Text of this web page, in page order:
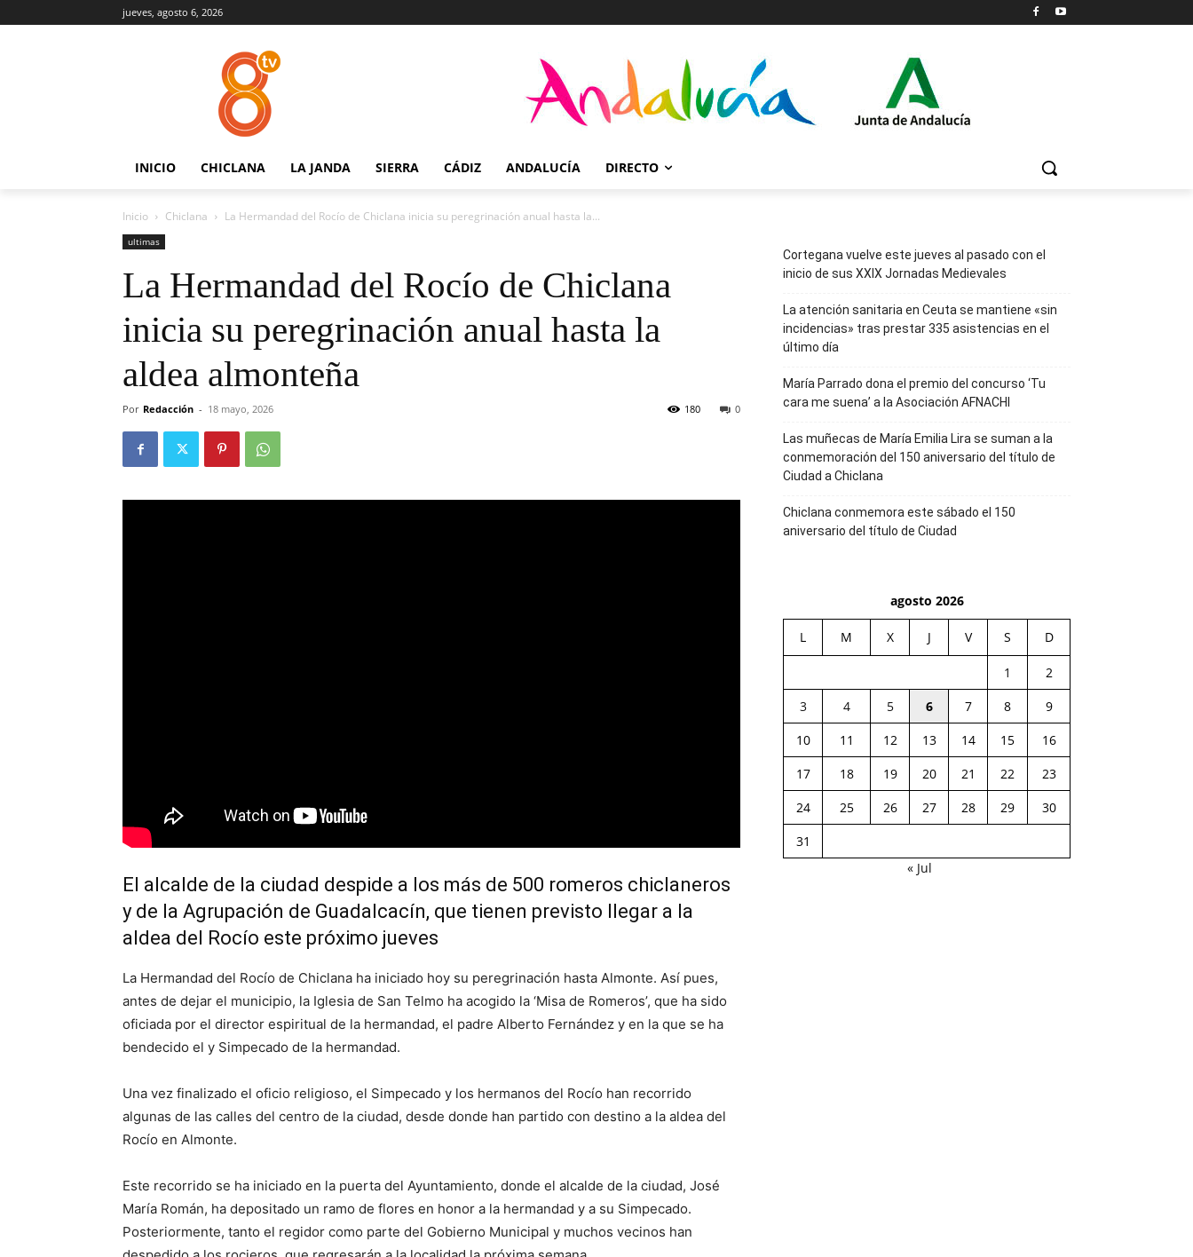
jueves, agosto 6, 2026
INICIO CHICLANA LA JANDA SIERRA CÁDIZ ANDALUCÍA DIRECTO
Inicio Chiclana La Hermandad del Rocío de Chiclana inicia su peregrinación anual hasta la...
ultimas
La Hermandad del Rocío de Chiclana
inicia su peregrinación anual hasta la
aldea almonteña
Por Redacción - 18 mayo, 2026 0
180
El alcalde de la ciudad despide a los más de 500 romeros chiclaneros
y de la Agrupación de Guadalcacín, que tienen previsto llegar a la
aldea del Rocío este próximo jueves
La Hermandad del Rocío de Chiclana ha iniciado hoy su peregrinación hasta Almonte. Así pues,
antes de dejar el municipio, la Iglesia de San Telmo ha acogido la ‘Misa de Romeros’, que ha sido
oficiada por el director espiritual de la hermandad, el padre Alberto Fernández y en la que se ha
bendecido el y Simpecado de la hermandad.
Una vez finalizado el oficio religioso, el Simpecado y los hermanos del Rocío han recorrido
algunas de las calles del centro de la ciudad, desde donde han partido con destino a la aldea del
Rocío en Almonte.
Este recorrido se ha iniciado en la puerta del Ayuntamiento, donde el alcalde de la ciudad, José
María Román, ha depositado un ramo de flores en honor a la hermandad y a su Simpecado.
Posteriormente, tanto el regidor como parte del Gobierno Municipal y muchos vecinos han
Cortegana vuelve este jueves al pasado con el
inicio de sus XXIX Jornadas Medievales
La atención sanitaria en Ceuta se mantiene «sin
incidencias» tras prestar 335 asistencias en el
último día
María Parrado dona el premio del concurso ‘Tu
cara me suena’ a la Asociación AFNACHI
Las muñecas de María Emilia Lira se suman a la
conmemoración del 150 aniversario del título de
Ciudad a Chiclana
Chiclana conmemora este sábado el 150
aniversario del título de Ciudad
agosto 2026
L M X J V S D
1
2
3
4 5 6 7 8
9
10
11 12 13 14 15
16
17
18 19 20 21 22
23
24
25 26 27 28 29
30
31
« Jul